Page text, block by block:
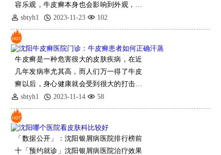
容乐观，牛皮癣本身也会影响到外观，所
以患者的心情越发受
sbtyh1 2023-11-23 102
牛皮癣是一种危害很大的皮肤疾病，在近
几年发病率尤其高，而人们万一得了牛皮
癣以后，身心健康就会受到很大的打击，
患者的外貌也有很大影响，这使得牛皮癣
的治疗迫不及待，但是治疗牛皮癣，较重
要的还是看医院，所
sbtyh1 2023-11-14 58
「数据公开」：沈阳银屑病医院排行榜前
十「预约就诊」沈阳银屑病医院治疗效果